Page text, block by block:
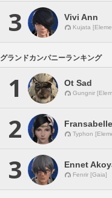
3 Vivi Ann
Kujata
グランドカンパニーランキング
1 Ot Sad
Gungnir
2 Typhon
3 Ennet
Fenrir [Gaia]